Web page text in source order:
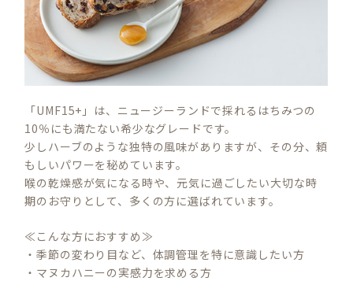
「UMF15+」は、ニュージーランドで採れるはちみつの
10％にも満たない希少なグレードです。
少しハーブのような独特の風味がありますが、その分、頼
もしいパワーを秘めています。
喉の乾燥感が気になる時や、元気に過ごしたい大切な時
期のお守りとして、多くの方に選ばれています。
≪こんな方におすすめ≫
・季節の変わり目など、体調管理を特に意識したい方
・マヌカハニーの実感力を求める方